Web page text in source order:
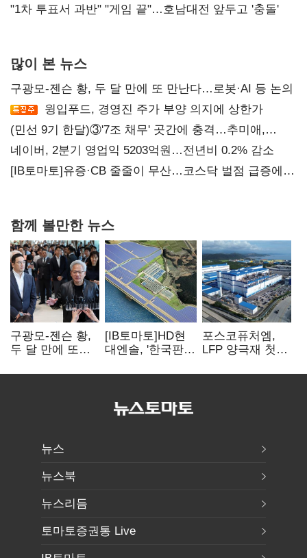
불복'
"1차 투표서 과반" "게임 끝"…호남대전 앞두고 '충돌'
많이 본 뉴스
구광모-젠슨 황, 두 달 만에 또 만난다…로봇·AI 등 논의
윙입푸드, 경영진 주가 부양 의지에 상한가
(민선 9기 한달)③'7조 채무' 곳간에 충격…추미애,
20년만에 '비상재정' 선언 승부수
네이버, 2분기 영업익 5203억원…전년비 0.2% 감소
[IB토마토]유증·CB 줄줄이 무산…코스닥 벌점 급증에
함께 볼만한 뉴스
구광모-젠슨 황,
두 달 만에 또
등 논의
[IB토마토]HD현
대엔솔, '한국판
세액공제 선택이
포스코퓨처엠,
LFP 양극재 첫
ESS 시장 공략
뉴스
뉴스북
뉴스리듬
토마토증권통 Live